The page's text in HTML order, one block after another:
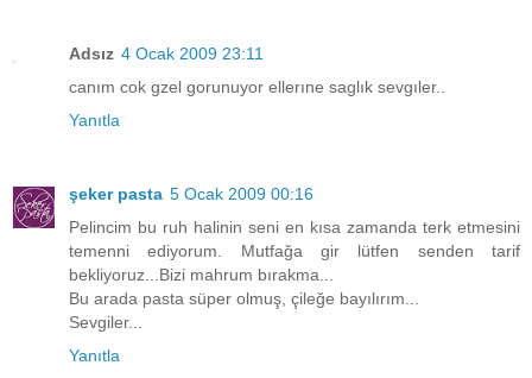
Adsız 4 Ocak 2009 23:11
canım cok gzel gorunuyor ellerıne saglık sevgıler..
Yanıtla
şeker pasta 5 Ocak 2009 00:16
Pelincim bu ruh halinin seni en kısa zamanda terk etmesini
temenni ediyorum. Mutfağa gir lütfen senden tarif
bekliyoruz...Bizi mahrum bırakma...
Bu arada pasta süper olmuş, çileğe bayılırım...
Sevgiler...
Yanıtla